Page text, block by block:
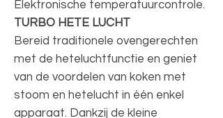
Elektronische temperatuurcontrole.
TURBO HETE LUCHT
Bereid traditionele ovengerechten
met de heteluchtfunctie en geniet
van de voordelen van koken met
stoom en hetelucht in één enkel
apparaat. Dankzij de kleine